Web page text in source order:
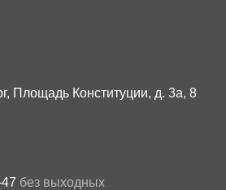
Площадь Конституции, д. 3а, 8
без выходных